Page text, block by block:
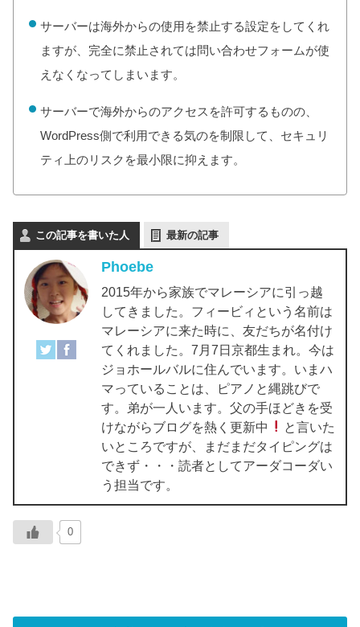
サーバーは海外からの使用を禁止する設定をしてくれ
ますが、完全に禁止されては問い合わせフォームが使
えなくなってしまいます。
サーバーで海外からのアクセスを許可するものの、
WordPress側で利用できる気のを制限して、セキュリ
ティ上のリスクを最小限に抑えます。
この記事を書いた人 最新の記事
Phoebe
2015年から家族でマレーシアに引っ越
してきました。フィービィという名前は
マレーシアに来た時に、友だちが名付け
てくれました。7月7日京都生まれ。今は
ジョホールバルに住んでいます。いまハ
マっていることは、ピアノと縄跳びで
す。弟が一人います。父の手ほどきを受
けながらブログを熱く更新中
と言いた
いところですが、まだまだタイピングは
できず・・・読者としてアーダコーダい
う担当です。
0